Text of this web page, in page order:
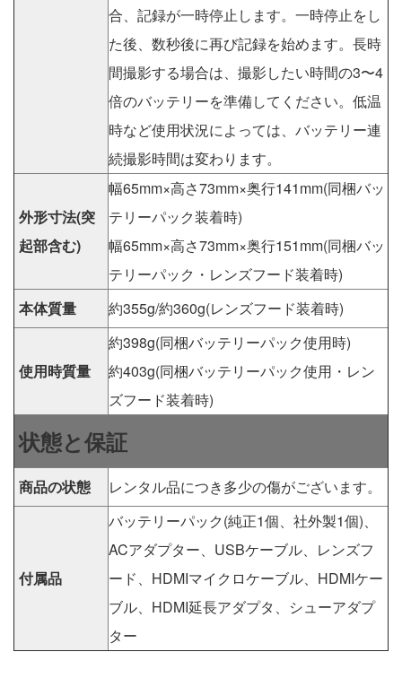
合、記録が一時停止します。一時停止をし
た後、数秒後に再び記録を始めます。長時
間撮影する場合は、撮影したい時間の3〜4
倍のバッテリーを準備してください。低温
時など使用状況によっては、バッテリー連
続撮影時間は変わります。
外形寸法(突
起部含む)
幅65mm×高さ73mm×奥行141mm(同梱バッ
テリーパック装着時)
幅65mm×高さ73mm×奥行151mm(同梱バッ
テリーパック・レンズフード装着時)
本体質量
約355g/約360g(レンズフード装着時)
使用時質量
約398g(同梱バッテリーパック使用時)
約403g(同梱バッテリーパック使用・レン
ズフード装着時)
状態と保証
商品の状態 レンタル品につき多少の傷がございます。
付属品
バッテリーパック(純正1個、社外製1個)、
ACアダプター、USBケーブル、レンズフ
ード、HDMIマイクロケーブル、HDMIケー
ブル、HDMI延長アダプタ、シューアダプ
ター